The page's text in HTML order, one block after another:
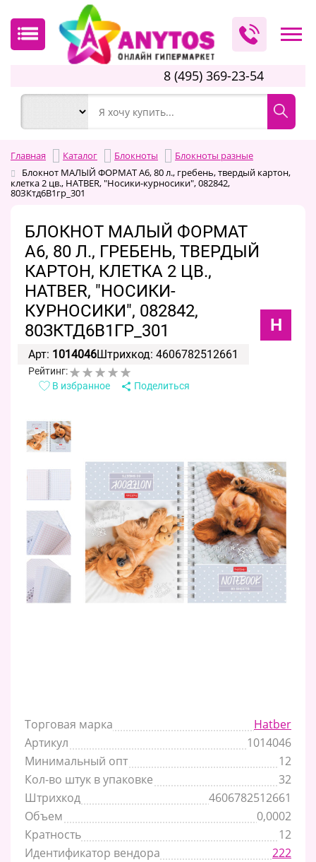
8 (495) 369-23-54
Главная Каталог Блокноты
Блокноты разные
Блокнот МАЛЫЙ ФОРМАТ А6, 80 л., гребень, твердый картон,
клетка 2 цв., HATBER, "Носики-курносики", 082842,
80ЗКтд6В1гр_301
БЛОКНОТ МАЛЫЙ ФОРМАТ
А6, 80 Л., ГРЕБЕНЬ, ТВЕРДЫЙ
КАРТОН, КЛЕТКА 2 ЦВ.,
HATBER, "НОСИКИ-
КУРНОСИКИ", 082842,
80ЗКТД6В1ГР_301
H
Арт: 1014046Штрихкод: 4606782512661
Рейтинг:
В избранное
Поделиться
Торговая марка
Hatber
Артикул
1014046
Минимальный опт
12
Кол-во штук в упаковке
32
Штрихкод
4606782512661
Объем
0,0002
Кратность
12
Идентификатор вендора
222